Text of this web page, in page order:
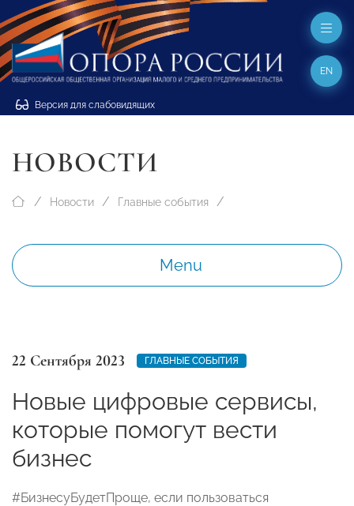
Версия для слабовидящих
EN
НОВОСТИ
Новости Главные события
Menu
22 Сентября 2023 ГЛАВНЫЕ СОБЫТИЯ
Новые цифровые сервисы,
которые помогут вести
бизнес
#БизнесуБудетПроще, если пользоваться